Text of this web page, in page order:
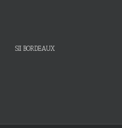
SII BORDEAUX